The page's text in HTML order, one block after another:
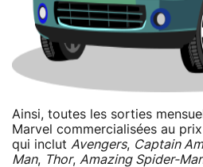
Ainsi, toutes les sorties
Marvel commercialisées au
qui inclut Avengers, Captain
Man, Thor, Amazing Spider-